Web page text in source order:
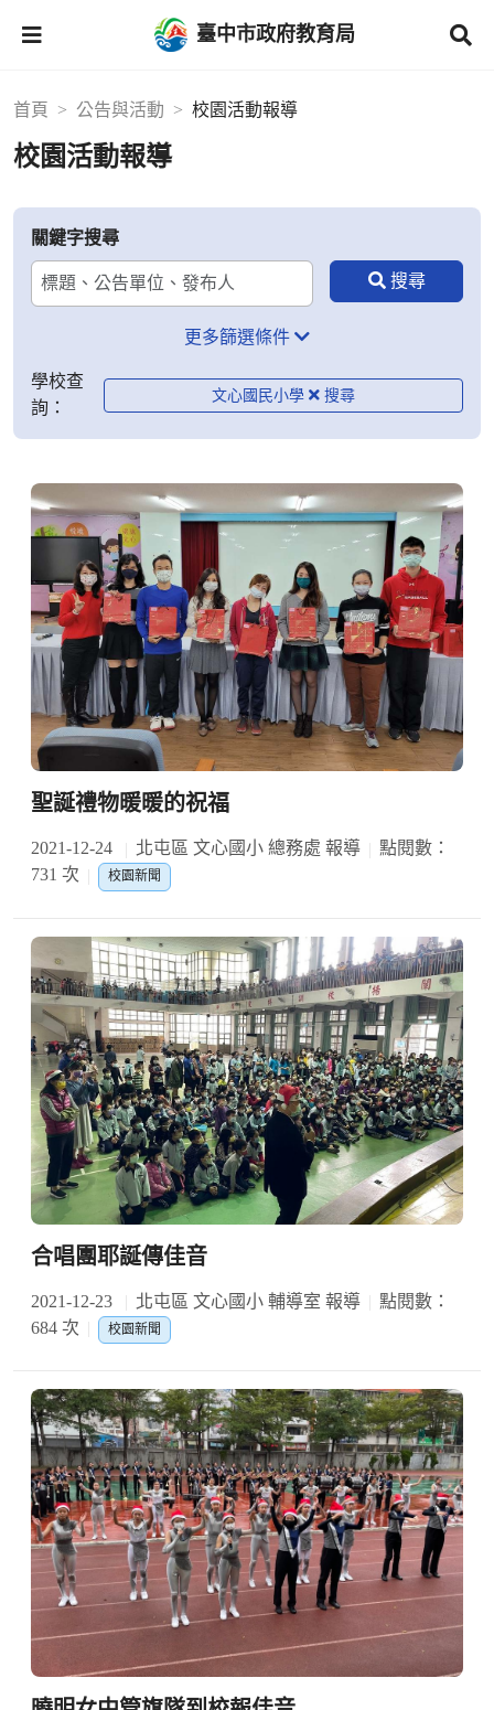
臺中市政府教育局
首頁 公告與活動 校園活動報導
校園活動報導
關鍵字搜尋
更多篩選條件
學校查
詢：
文心國民小學
聖誕禮物暖暖的祝福
2021-12-24 北屯區 文心國小 總務處 報導
點閱數：
731 次
校園新聞
合唱團耶誕傳佳音
2021-12-23 北屯區 文心國小 輔導室 報導
點閱數：
684 次
校園新聞